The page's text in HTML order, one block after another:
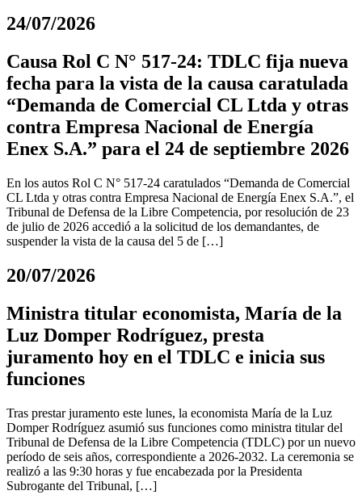
24/07/2026
Causa Rol C N° 517-24: TDLC fija nueva
fecha para la vista de la causa caratulada
“Demanda de Comercial CL Ltda y otras
contra Empresa Nacional de Energía
Enex S.A.” para el 24 de septiembre 2026
En los autos Rol C N° 517-24 caratulados “Demanda de Comercial
CL Ltda y otras contra Empresa Nacional de Energía Enex S.A.”, el
Tribunal de Defensa de la Libre Competencia, por resolución de 23
de julio de 2026 accedió a la solicitud de los demandantes, de
suspender la vista de la causa del 5 de […]
20/07/2026
Ministra titular economista, María de la
Luz Domper Rodríguez, presta
juramento hoy en el TDLC e inicia sus
funciones
Tras prestar juramento este lunes, la economista María de la Luz
Domper Rodríguez asumió sus funciones como ministra titular del
Tribunal de Defensa de la Libre Competencia (TDLC) por un nuevo
período de seis años, correspondiente a 2026-2032. La ceremonia se
realizó a las 9:30 horas y fue encabezada por la Presidenta
Subrogante del Tribunal, […]